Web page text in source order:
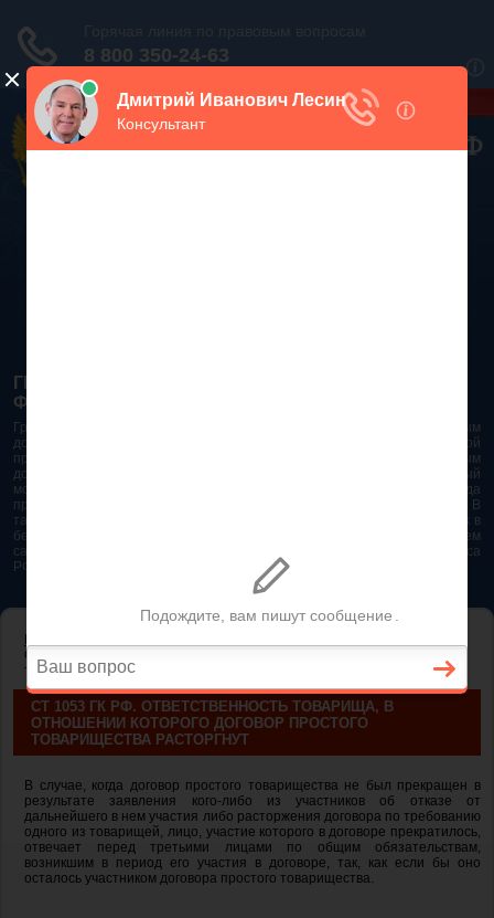
ГРАЖДАНСКИЙ КОДЕКС РОССИЙСКОЙ
ФЕДЕРАЦИИ 2026 - 2025
Гражданский Кодекс Российской Федерации является основным
документом правового поля в Российской Федерации. И именно по этой
причине в него часто вносят изменения. При работе с таким важным
документом необходимо убедиться в его актуальности на данный
момент. Разобраться во всех тонкостях и нюансах не всегда
представляется возможным. Особенно если это нужно сделать быстро. В
таком случае самым простым и эффективным решением будет звонок в
бесплатную юридическую консультацию. Телефон указан на нашем
сайте. На сайте опубликована последняя редакция Гражданского кодекса
РФ 2026 - 2025
Ответственность товарища, в отношении которого договор простого
товарищества расторгнут
СТ 1053 ГК РФ. ОТВЕТСТВЕННОСТЬ ТОВАРИЩА, В
ОТНОШЕНИИ КОТОРОГО ДОГОВОР ПРОСТОГО
ТОВАРИЩЕСТВА РАСТОРГНУТ
В случае, когда договор простого товарищества не был прекращен в
результате заявления кого-либо из участников об отказе от
дальнейшего в нем участия либо расторжения договора по требованию
одного из товарищей, лицо, участие которого в договоре прекратилось,
отвечает перед третьими лицами по общим обязательствам,
возникшим в период его участия в договоре, так, как если бы оно
осталось участником договора простого товарищества.